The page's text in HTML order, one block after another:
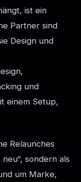
ist ein
Partner sind
Design und
und
einem Setup,
Relaunches
sondern als
um Marke,